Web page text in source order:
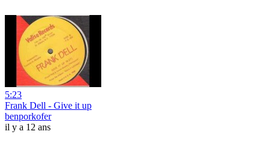
5:23
Frank Dell - Give it up
benporkofer
il y a 12 ans